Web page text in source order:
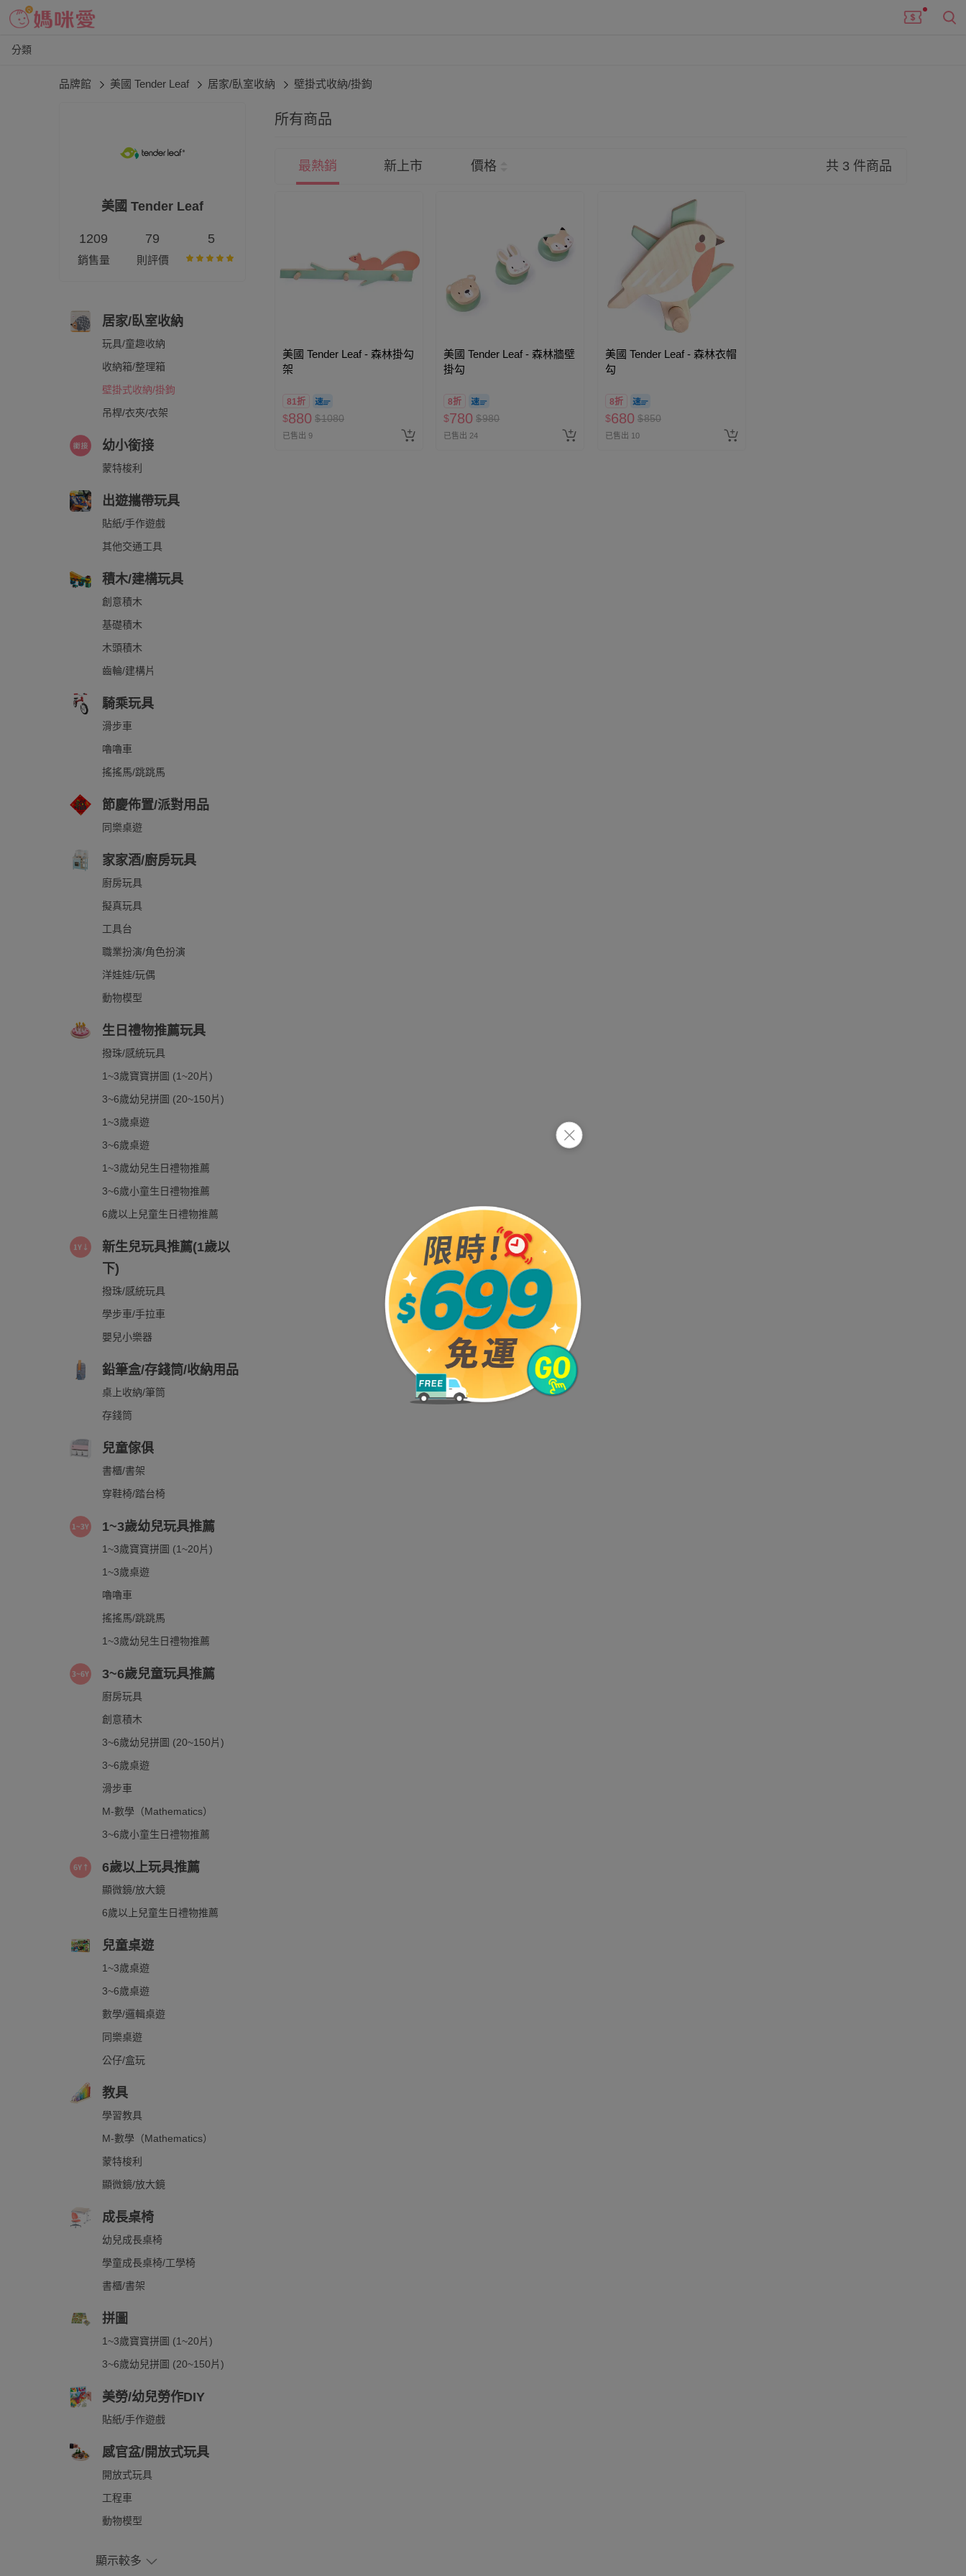
分類
品牌館 美國 Tender Leaf 居家/臥室收納 壁掛式收納/掛鉤
美國 Tender Leaf
1209
銷售量
79
則評價
5
居家/臥室收納
玩具/童趣收納
收納箱/整理箱
壁掛式收納/掛鉤
吊桿/衣夾/衣架
幼小銜接
蒙特梭利
出遊攜帶玩具
貼紙/手作遊戲
其他交通工具
積木/建構玩具
創意積木
基礎積木
木頭積木
齒輪/建構片
騎乘玩具
滑步車
嚕嚕車
搖搖馬/跳跳馬
節慶佈置/派對用品
同樂桌遊
家家酒/廚房玩具
廚房玩具
擬真玩具
工具台
職業扮演/角色扮演
洋娃娃/玩偶
動物模型
生日禮物推薦玩具
撥珠/感統玩具
1~3歲寶寶拼圖 (1~20片)
3~6歲幼兒拼圖 (20~150片)
1~3歲桌遊
3~6歲桌遊
1~3歲幼兒生日禮物推薦
3~6歲小童生日禮物推薦
6歲以上兒童生日禮物推薦
新生兒玩具推薦(1歲以
下)
撥珠/感統玩具
學步車/手拉車
嬰兒小樂器
鉛筆盒/存錢筒/收納用品
桌上收納/筆筒
存錢筒
兒童傢俱
書櫃/書架
穿鞋椅/踏台椅
1~3歲幼兒玩具推薦
1~3歲寶寶拼圖 (1~20片)
1~3歲桌遊
嚕嚕車
搖搖馬/跳跳馬
1~3歲幼兒生日禮物推薦
3~6歲兒童玩具推薦
廚房玩具
創意積木
3~6歲幼兒拼圖 (20~150片)
3~6歲桌遊
滑步車
M-數學（Mathematics）
3~6歲小童生日禮物推薦
6歲以上玩具推薦
顯微鏡/放大鏡
6歲以上兒童生日禮物推薦
兒童桌遊
1~3歲桌遊
3~6歲桌遊
數學/邏輯桌遊
同樂桌遊
公仔/盒玩
教具
學習教具
M-數學（Mathematics）
蒙特梭利
顯微鏡/放大鏡
成長桌椅
幼兒成長桌椅
學童成長桌椅/工學椅
書櫃/書架
拼圖
1~3歲寶寶拼圖 (1~20片)
3~6歲幼兒拼圖 (20~150片)
美勞/幼兒勞作DIY
貼紙/手作遊戲
感官盆/開放式玩具
開放式玩具
工程車
動物模型
顯示較多
所有商品
最熱銷 新上市 價格 共 3 件商品
美國 Tender Leaf - 森林掛勾
架
81折
$880 $1080
已售出 9
美國 Tender Leaf - 森林牆壁
掛勾
8折
$780 $980
已售出 24
美國 Tender Leaf - 森林衣帽
勾
8折
$680 $850
已售出 10